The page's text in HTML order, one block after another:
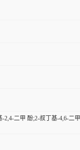
二甲 酚;2-叔丁基-4,6-二